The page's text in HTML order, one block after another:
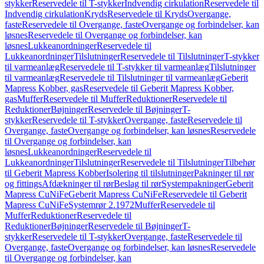
stykkerReservedele til T-stykkerIndvendig cirkulationReservedele til
Indvendig cirkulationKrydsReservedele til KrydsOvergange,
fasteReservedele til Overgange, fasteOvergange og forbindelser, kan
løsnesReservedele til Overgange og forbindelser, kan
løsnesLukkeanordningerReservedele til
LukkeanordningerTilslutningerReservedele til TilslutningerT-stykker
til varmeanlægReservedele til T-stykker til varmeanlægTilslutninger
til varmeanlægReservedele til Tilslutninger til varmeanlægGeberit
Mapress Kobber, gasReservedele til Geberit Mapress Kobber,
gasMufferReservedele til MufferReduktionerReservedele til
ReduktionerBøjningerReservedele til BøjningerT-
stykkerReservedele til T-stykkerOvergange, fasteReservedele til
Overgange, fasteOvergange og forbindelser, kan løsnesReservedele
til Overgange og forbindelser, kan
løsnesLukkeanordningerReservedele til
LukkeanordningerTilslutningerReservedele til TilslutningerTilbehør
til Geberit Mapress KobberIsolering til tilslutningerPakninger til rør
og fittingsAfdækninger til rørBeslag til rørSystempakningerGeberit
Mapress CuNiFeGeberit Mapress CuNiFeReservedele til Geberit
Mapress CuNiFeSystemrør 2.1972MufferReservedele til
MufferReduktionerReservedele til
ReduktionerBøjningerReservedele til BøjningerT-
stykkerReservedele til T-stykkerOvergange, fasteReservedele til
Overgange, fasteOvergange og forbindelser, kan løsnesReservedele
til Overgange og forbindelser, kan